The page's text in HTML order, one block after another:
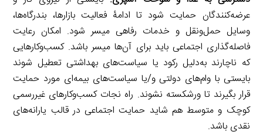
عرضه‌کنندگان حمایت شود تا ادامۀ فعالیت بازارها، بندرگاه‌ها،
وسایل حمل‌ونقل و خدمات رفاهی میسر شود. امکان رعایت
فاصله‌گذاری اجتماعی باید برای آن‌ها میسر باشد. کسب‌وکارهایی
که ناچارند به‌دلیل رکود یا سیاست‌های بهداشتی تعطیل شوند
بایستی با وام‌های دولتی و/یا سیاست‌های بیمه‌ای مورد حمایت
قرار بگیرند تا ورشکسته نشوند. راه نجات کسب‌وکارهای غیررسمی
کوچک و متوسط هم شاید حمایت اجتماعی در قالب یارانه‌های
نقدی باشد.